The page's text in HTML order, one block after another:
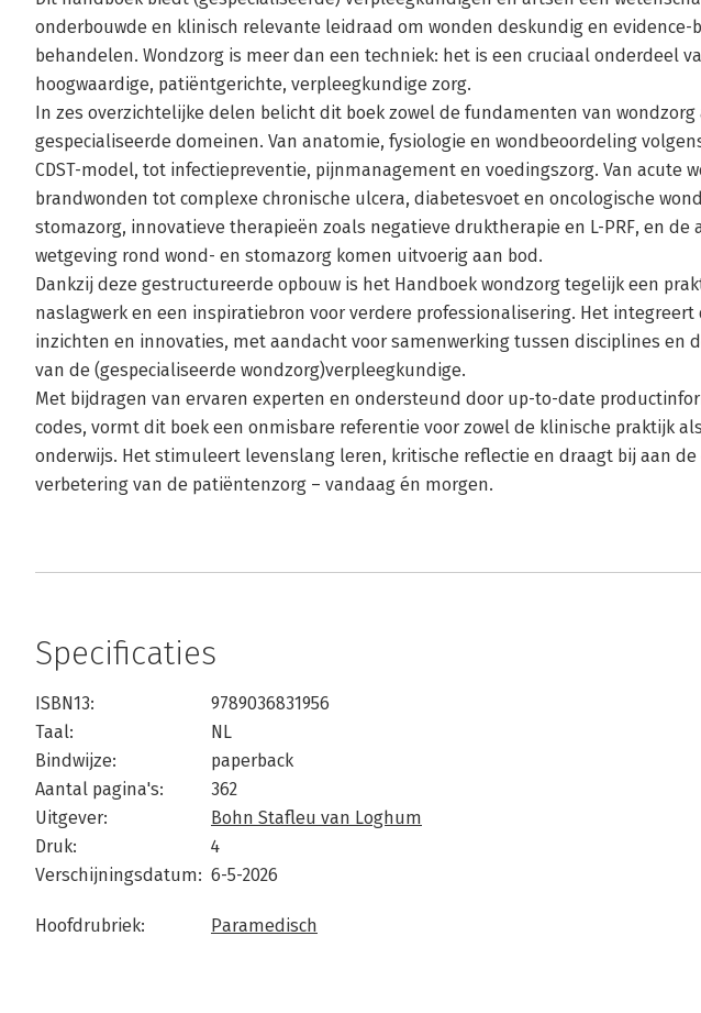
onderbouwde en klinisch relevante leidraad om wonden deskundig en evidence-
behandelen. Wondzorg is meer dan een techniek: het is een cruciaal onderdeel
hoogwaardige, patiëntgerichte, verpleegkundige zorg.
In zes overzichtelijke delen belicht dit boek zowel de fundamenten van
gespecialiseerde domeinen. Van anatomie, fysiologie en wondbeoordeling
CDST-model, tot infectiepreventie, pijnmanagement en voedingszorg. Van acute
brandwonden tot complexe chronische ulcera, diabetesvoet en oncologische
stomazorg, innovatieve therapieën zoals negatieve druktherapie en L-PRF, en de
wetgeving rond wond- en stomazorg komen uitvoerig aan bod.
Dankzij deze gestructureerde opbouw is het Handboek wondzorg tegelijk een
naslagwerk en een inspiratiebron voor verdere professionalisering. Het integreert
inzichten en innovaties, met aandacht voor samenwerking tussen disciplines en
van de (gespecialiseerde wondzorg)verpleegkundige.
Met bijdragen van ervaren experten en ondersteund door up-to-date
codes, vormt dit boek een onmisbare referentie voor zowel de klinische praktijk
onderwijs. Het stimuleert levenslang leren, kritische reflectie en draagt bij aan
verbetering van de patiëntenzorg – vandaag én morgen.
Specificaties
ISBN13:
9789036831956
Taal:
NL
Bindwijze:
paperback
Aantal pagina's:
362
Uitgever:
Bohn Stafleu van Loghum
Druk:
4
Verschijningsdatum: 6-5-2026
Hoofdrubriek: Paramedisch